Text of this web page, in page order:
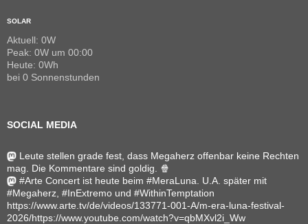
SOLAR
Aktuell: 0W
Peak: 0W um 00:00
Heute: 0Wh
bei 0 Sonnenstunden
SOCIAL MEDIA
Leute stellen grade fest, dass Megaherz offenbar keine Rechten
mag. Die Kommentare sind goldig. 🍿
#Arte Concert ist heute beim #MeraLuna. U.A. später mit
#Megaherz, #InExtremo und #WithinTemptation
https://www.arte.tv/de/videos/133771-001-A/m-era-luna-festival-
2026/https://www.youtube.com/watch?v=qbMXvl2i_Ww